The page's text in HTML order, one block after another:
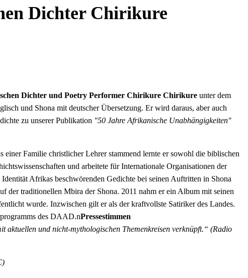
Dichter Chirikure
Dichter und Poetry Performer Chirikure Chirikure unter dem
und Shona mit deutscher Übersetzung. Er wird daraus, aber auch
zu unserer Publikation "50 Jahre Afrikanische Unabhängigkeiten"
Familie christlicher Lehrer stammend lernte er sowohl die biblischen
und arbeitete für Internationale Organisationen der
Afrikas beschwörenden Gedichte bei seinen Auftritten in Shona
der traditionellen Mbira der Shona. 2011 nahm er ein Album mit seinen
wurde. Inzwischen gilt er als der kraftvollste Satiriker des Landes.
des DAAD.nPressestimmen
aktuellen und nicht-mythologischen Themenkreisen verknüpft.“ (Radio